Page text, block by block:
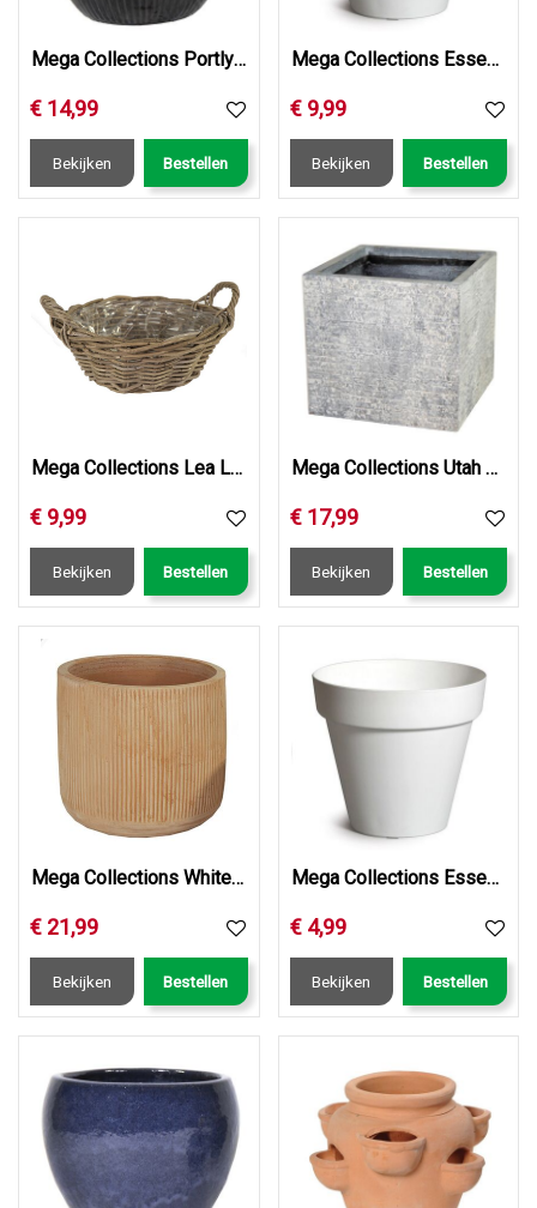
Mega Collections Portly Egg Rib Shiny Black D20H18
€ 14,99
Bekijken Bestellen
Mega Collections Essence Rio White D39H35.3
€ 9,99
Bekijken Bestellen
Mega Collections Lea Low Round-F- 2 Handles Kubu D40H14
€ 9,99
Bekijken Bestellen
Mega Collections Utah Cubi Washed Grey W20H22
€ 17,99
Bekijken Bestellen
Mega Collections Whitewash Cylinder Vert. Rib D30H30
€ 21,99
Bekijken Bestellen
Mega Collections Essence Rio White D29H28.2
€ 4,99
Bekijken Bestellen